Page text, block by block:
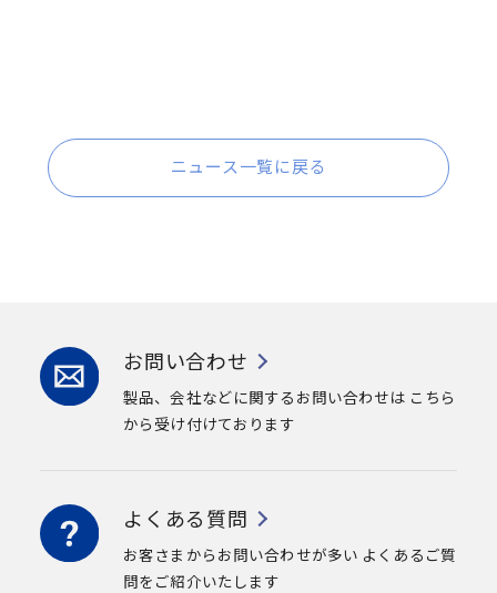
ニュース一覧に戻る
お問い合わせ
製品、会社などに関するお問い合わせは こちら
から受け付けております
よくある質問
お客さまからお問い合わせが多い よくあるご質
問をご紹介いたします